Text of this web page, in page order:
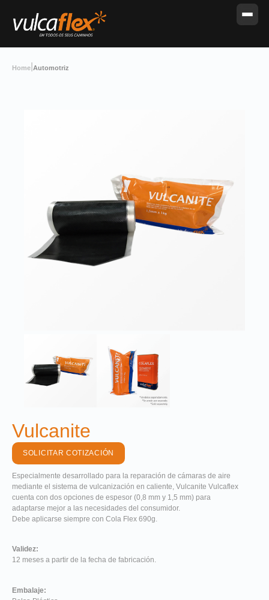
Home Automotriz
Vulcanite
SOLICITAR COTIZACIÓN
Especialmente desarrollado para la reparación de cámaras de aire
mediante el sistema de vulcanización en caliente, Vulcanite Vulcaflex
cuenta con dos opciones de espesor (0,8 mm y 1,5 mm) para
adaptarse mejor a las necesidades del consumidor.
Debe aplicarse siempre con Cola Flex 690g.
Validez:
12 meses a partir de la fecha de fabricación.
Embalaje: